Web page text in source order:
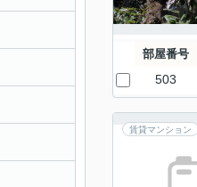
部屋番号
503
賃貸マンション